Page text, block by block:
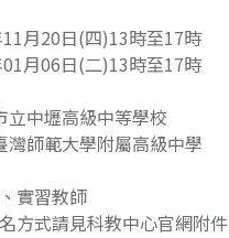
月20日(四)13時至17時
月06日(二)13時至17時
立中壢高級中等學校
灣師範大學附屬高級中學
實習教師
方式請見科教中心官網附件